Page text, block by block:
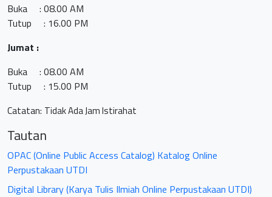
Buka : 08.00 AM
Tutup : 16.00 PM
Jumat :
Buka : 08.00 AM
Tutup : 15.00 PM
Catatan: Tidak Ada Jam Istirahat
Tautan
OPAC (Online Public Access Catalog) Katalog Online
Perpustakaan UTDI
Digital Library (Karya Tulis Ilmiah Online Perpustakaan UTDI)